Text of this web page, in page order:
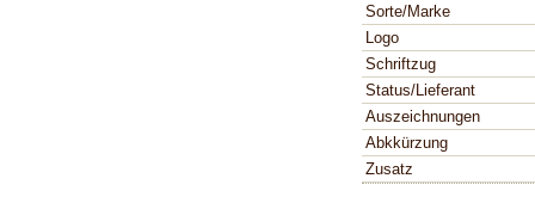
Sorte/Marke
Logo
Schriftzug
Status/Lieferant
Auszeichnungen
Abkkürzung
Zusatz